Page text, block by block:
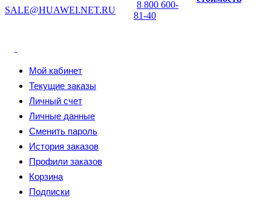
SALE@HUAWEI.NET.RU
8 800 600-
81-40
Мой кабинет
Текущие заказы
Личный счет
Личные данные
Сменить пароль
История заказов
Профили заказов
Корзина
Подписки